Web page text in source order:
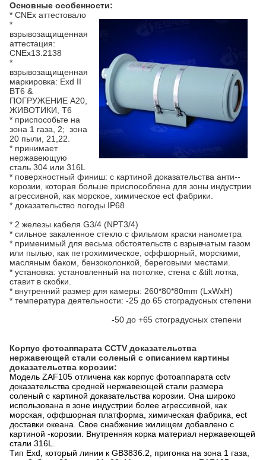
Основные особенности:
* CNEx аттестовало
*
взрывозащищенная
аттестация:
CNEx13.2138
*
взрывозащищенная
маркировка: Exd II
BT6 &
ПОГРУЖЕНИЕ A20,
ЖИВОТИКИ, T6
* приспособьте на
зона 1 газа, 2; зона
20 пыли, 21,22.
* принимает
нержавеющую
сталь 304 или 316L
* поверхностный финиш: с картиной доказательства анти--
корозии, которая больше приспособлена для зоны индустрии
агрессивной, как морское, химическое ect фабрики.
* доказательство погоды IP68
* 2 железы кабеля G3/4 (NPT3/4)
* сильное закаленное стекло с фильмом краски нанометра
* применимый для весьма обстоятельств с взрывчатым газом
или пылью, как петрохимическое, оффшорный, морскими,
масляным баком, бензоколонкой, береговыми местами.
* установка: установленный на потолке, стена с &tilt лотка,
ставит в скобки.
* внутренний размер для камеры: 260*80*80mm (LxWxH)
* температура деятельности: -25 до 65 стоградусных степени
-50 до +65 стоградусных степени
Корпус фотоаппарата CCTV доказательства
нержавеющей стали соленый с описанием картины
доказательства корозии:
Модель ZAF105 отличена как корпус фотоаппарата cctv
доказательства средней нержавеющей стали размера
соленый с картиной доказательства корозии. Она широко
использована в зоне индустрии более агрессивной, как
морская, оффшорная платформа, химическая фабрика, ect
доставки океана. Свое снабжение жилищем добавлено с
картиной -корозии. Внутренняя корка материал нержавеющей
стали 316L.
Тип Exd, который линии к GB3836.2, пригонка на зона 1 газа,